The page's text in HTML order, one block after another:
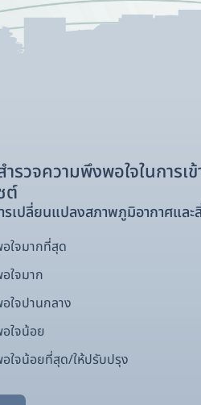
รวจความพึงพอใจในการเข้
ต์
รเปลี่ยนแปลงสภาพภูมิอากาศแล
ใจมากที่สุด
ใจมาก
ใจปานกลาง
ใจน้อย
ใจน้อยที่สุด/ให้ปรับปรุง